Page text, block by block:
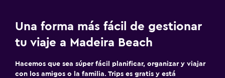
Una forma más fácil de gestionar
tu viaje a Madeira Beach
Hacemos que sea súper fácil planificar, organizar y viajar
con los amigos o la familia. Trips es gratis y está